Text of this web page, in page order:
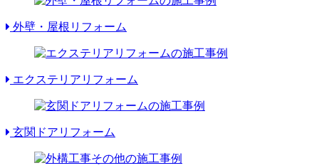
外壁・屋根リフォーム
エクステリアリフォーム
玄関ドアリフォーム